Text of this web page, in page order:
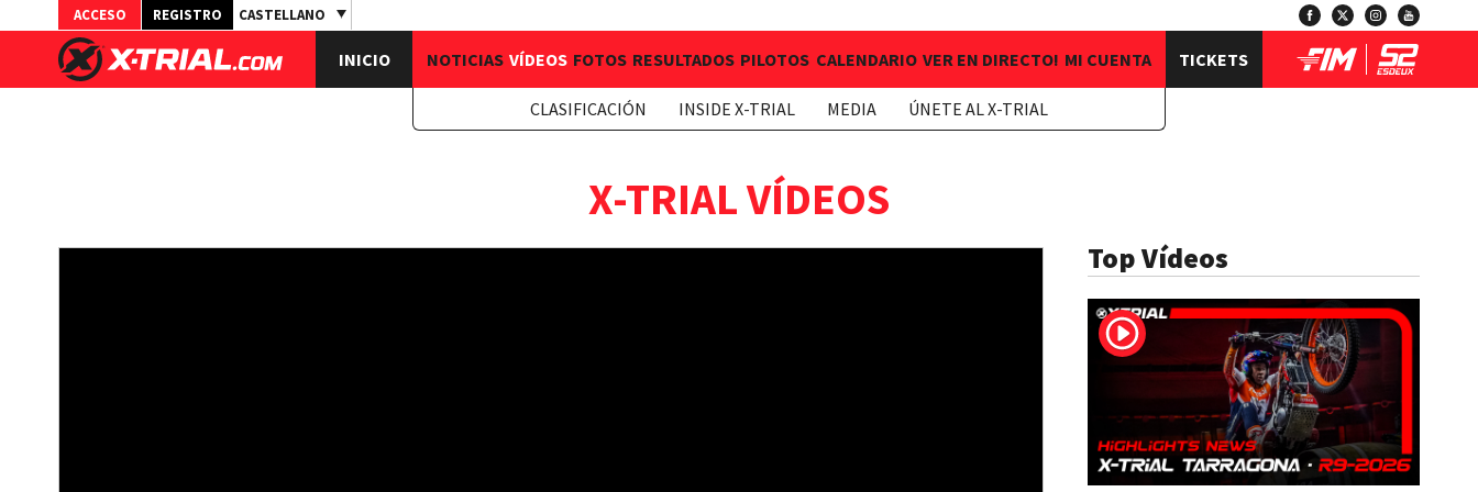
ACCESO REGISTRO CASTELLANO
INICIO NOTICIAS VÍDEOS FOTOS RESULTADOS PILOTOS CALENDARIO VER EN DIRECTO! MI CUENTA
CLASIFICACIÓN INSIDE X-TRIAL MEDIA ÚNETE AL X-TRIAL
TICKETS
X-TRIAL VÍDEOS
Top Vídeos